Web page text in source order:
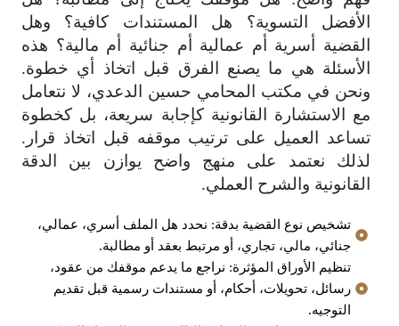
الأفضل التسوية؟ هل المستندات كافية؟ وهل
القضية أسرية أم عمالية أم جنائية أم مالية؟ هذه
الأسئلة هي ما يصنع الفرق قبل اتخاذ أي خطوة.
ونحن في مكتب المحامي حسين الدعدي، لا نتعامل
مع الاستشارة القانونية كإجابة سريعة، بل كخطوة
تساعد العميل على ترتيب موقفه قبل اتخاذ قرار.
لذلك نعتمد على منهج واضح يوازن بين الدقة
القانونية والشرح العملي.
تشخيص نوع القضية بدقة: نحدد هل الملف أسري، عمالي،
جنائي، مالي، تجاري، أو مرتبط بعقد أو مطالبة.
تنظيم الأوراق المؤثرة: نراجع ما يدعم موقفك من عقود،
رسائل، تحويلات، أحكام، أو مستندات رسمية قبل تقديم
التوجيه.